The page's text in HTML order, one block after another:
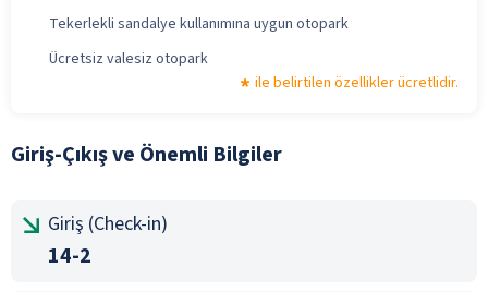
Tekerlekli sandalye kullanımına uygun otopark
Ücretsiz valesiz otopark
ile belirtilen özellikler ücretlidir.
Giriş-Çıkış ve Önemli Bilgiler
Giriş (Check-in)
14-2